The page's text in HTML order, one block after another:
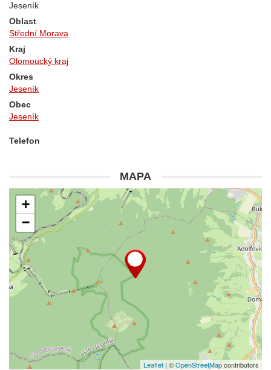
Jeseník
Oblast
Střední Morava
Kraj
Olomoucký kraj
Okres
Jeseník
Obec
Jeseník
Telefon
MAPA
+
−
Leaflet | ©OpenStreetMapcontributors